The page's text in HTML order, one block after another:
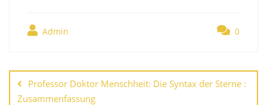
Admin 0
de
entradas
Professor Doktor Menschheit: Die Syntax der Sterne :
Zusammenfassung